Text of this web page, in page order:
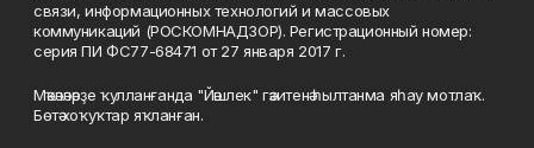
связи, информационных технологий и массовых
коммуникаций (РОСКОМНАДЗОР). Регистрационный номер:
серия ПИ ФС77-68471 от 27 января 2017 г.
Мәҡәләләрҙе ҡулланғанда "Йәшлек" гәзитенә һылтанма яһау мотлаҡ.
Бөтә хоҡуҡтар яҡланған.